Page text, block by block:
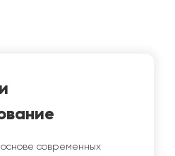
современных